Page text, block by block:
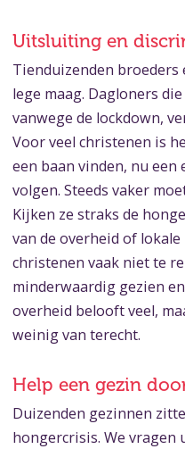
Uitsluiting en
Tienduizenden broeders
lege maag. Dagloners
vanwege de lockdown,
Voor veel christenen is
een baan vinden, nu
volgen. Steeds vaker
Kijken ze straks de
van de overheid of
christenen vaak niet te
minderwaardig gezien
overheid belooft veel,
weinig van terecht.
Help een gezin
Duizenden gezinnen
hongercrisis. We vragen